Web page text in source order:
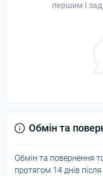
першим і
Обмін та
Обмін та повернення
протягом 14 днів